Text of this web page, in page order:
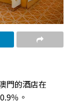
門的酒店在
％。